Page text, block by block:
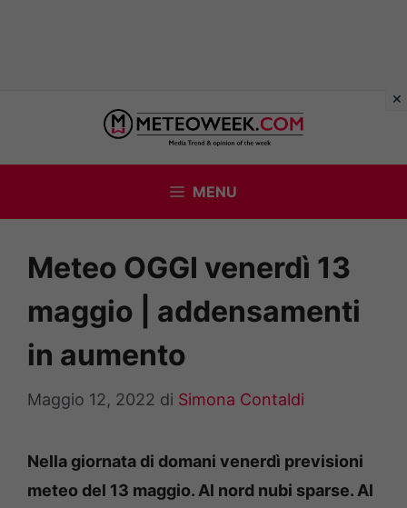
contenuto
MENU
Meteo OGGI venerdì 13
maggio | addensamenti
in aumento
Maggio 12, 2022 di Simona Contaldi
Nella giornata di domani venerdì previsioni
meteo del 13 maggio. Al nord nubi sparse. Al